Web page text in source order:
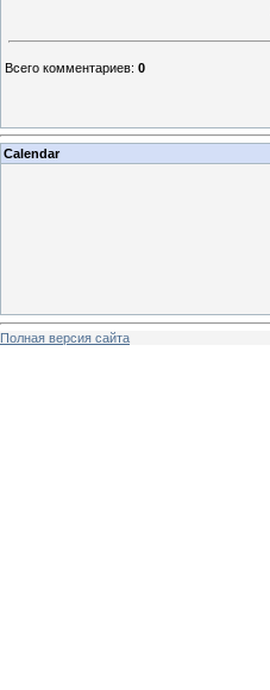
Всего комментариев: 0
Calendar
Полная версия сайта